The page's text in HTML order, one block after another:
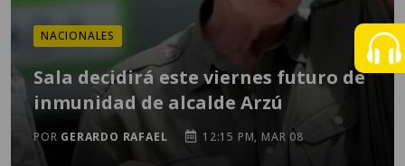
NACIONALES
Sala decidirá este viernes futuro de
inmunidad de alcalde Arzú
POR GERARDO RAFAEL 12:15 PM, MAR 08